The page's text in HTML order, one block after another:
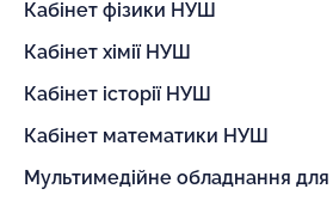
Кабінет фізики НУШ
Кабінет хімії НУШ
Кабінет історії НУШ
Кабінет математики НУШ
Мультимедійне обладнання